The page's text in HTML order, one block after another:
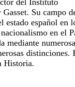
del Instituto
Su campo
estado español en
en el
mediante
distinciones.
Historia.